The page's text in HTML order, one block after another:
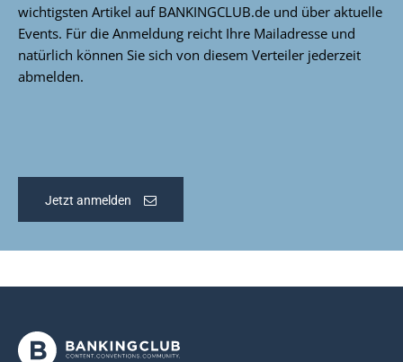
wichtigsten Artikel auf BANKINGCLUB.de und über aktuelle
Events. Für die Anmeldung reicht Ihre Mailadresse und
natürlich können Sie sich von diesem Verteiler jederzeit
abmelden.
Jetzt anmelden